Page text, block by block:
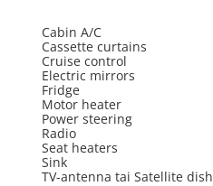
Cabin A/C
Cassette curtains
Cruise control
Electric mirrors
Fridge
Motor heater
Power steering
Radio
Seat heaters
Sink
TV-antenna tai Satellite dish